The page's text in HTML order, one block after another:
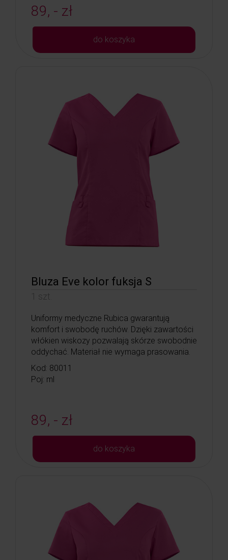
89, - zł
do koszyka
Bluza Eve kolor fuksja S
1 szt.
Uniformy medyczne Rubica gwarantują
komfort i swobodę ruchów. Dzięki zawartości
włókien wiskozy pozwalają skórze swobodnie
oddychać. Materiał nie wymaga prasowania.
Kod: 80011
Poj: ml
89, - zł
do koszyka